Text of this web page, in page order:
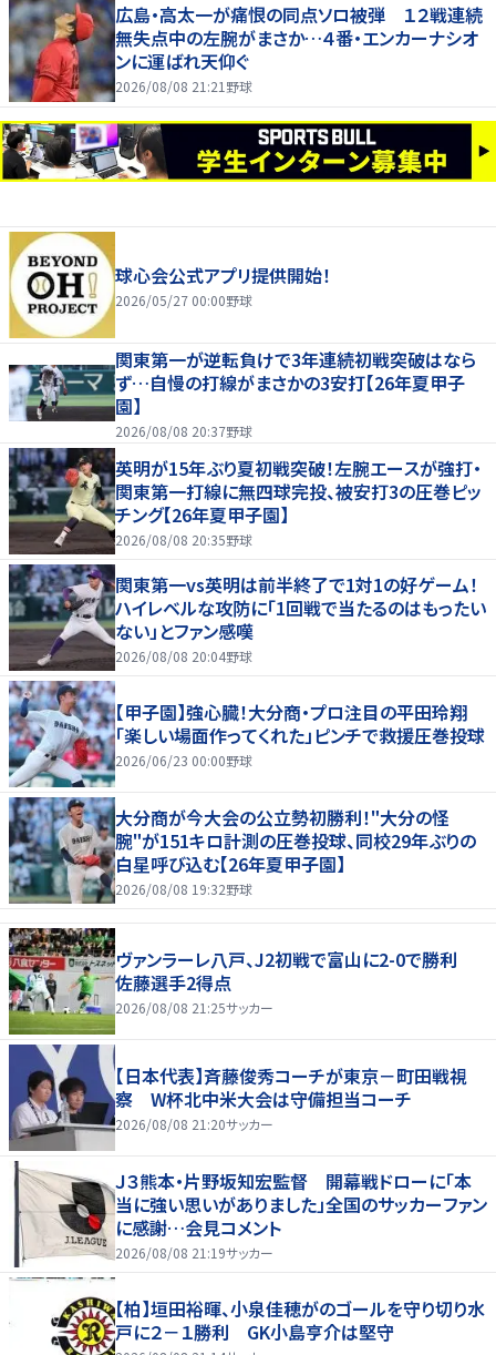
広島・高太一が痛恨の同点ソロ被弾 １２戦連続
無失点中の左腕がまさか…４番・エンカーナシオ
ンに運ばれ天仰ぐ
2026/08/08 21:21 野球
球心会公式アプリ提供開始！
2026/05/27 00:00野球
関東第一が逆転負けで3年連続初戦突破はなら
ず…自慢の打線がまさかの3安打【26年夏甲子
園】
2026/08/08 20:37野球
英明が15年ぶり夏初戦突破！左腕エースが強打・
関東第一打線に無四球完投、被安打3の圧巻ピッ
チング【26年夏甲子園】
2026/08/08 20:35野球
関東第一vs英明は前半終了で1対1の好ゲーム！
ハイレベルな攻防に「1回戦で当たるのはもったい
ない」とファン感嘆
2026/08/08 20:04野球
【甲子園】強心臓！大分商・プロ注目の平田玲翔
「楽しい場面作ってくれた」ピンチで救援圧巻投球
2026/06/23 00:00野球
大分商が今大会の公立勢初勝利！"大分の怪
腕"が151キロ計測の圧巻投球、同校29年ぶりの
白星呼び込む【26年夏甲子園】
2026/08/08 19:32野球
ヴァンラーレ八戸、J2初戦で富山に2-0で勝利
佐藤選手2得点
2026/08/08 21:25サッカー
【日本代表】斉藤俊秀コーチが東京－町田戦視
察 W杯北中米大会は守備担当コーチ
2026/08/08 21:20サッカー
Ｊ３熊本・片野坂知宏監督 開幕戦ドローに「本
当に強い思いがありました」全国のサッカーファン
に感謝…会見コメント
2026/08/08 21:19サッカー
【柏】垣田裕暉、小泉佳穂がのゴールを守り切り水
戸に２－１勝利 GK小島亨介は堅守